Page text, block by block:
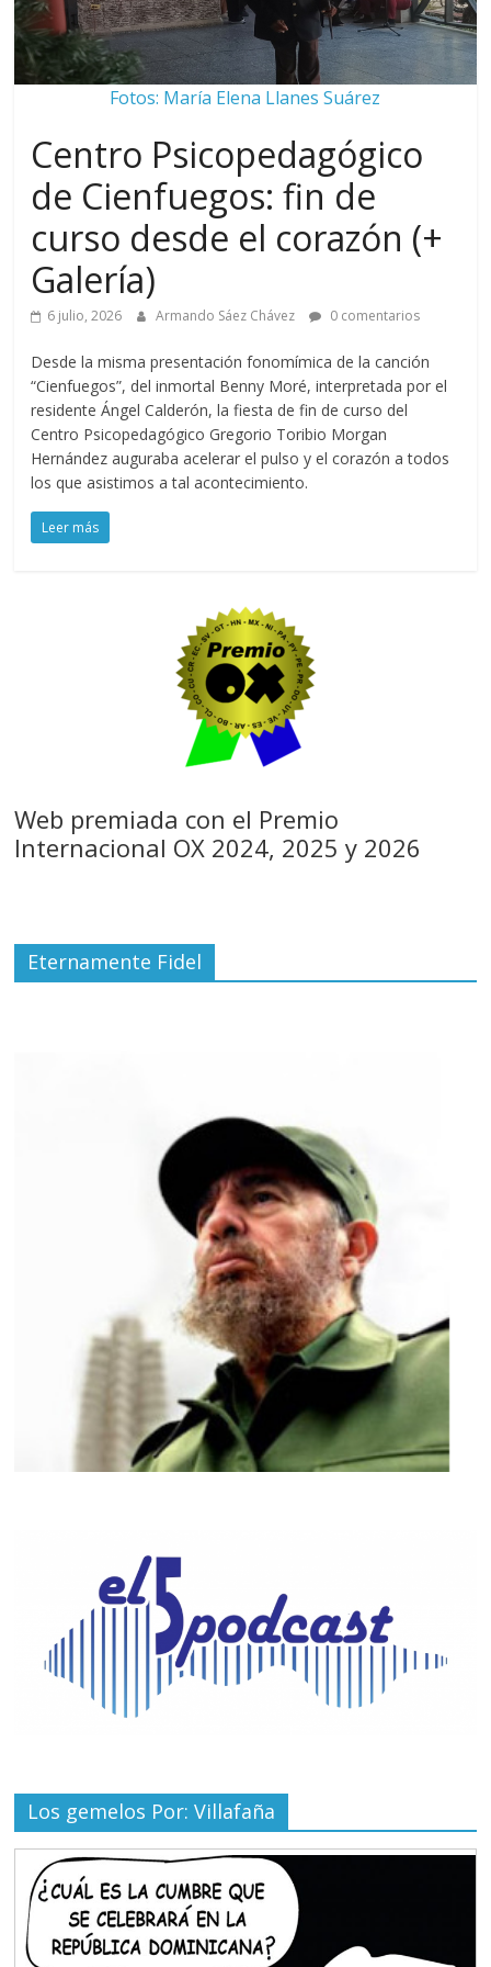
Fotos: María Elena Llanes Suárez
Centro Psicopedagógico
de Cienfuegos: fin de
curso desde el corazón (+
Galería)
6 julio, 2026 Armando Sáez Chávez 0 comentarios
Desde la misma presentación fonomímica de la canción
“Cienfuegos”, del inmortal Benny Moré, interpretada por el
residente Ángel Calderón, la fiesta de fin de curso del
Centro Psicopedagógico Gregorio Toribio Morgan
Hernández auguraba acelerar el pulso y el corazón a todos
los que asistimos a tal acontecimiento.
Leer más
Web premiada con el Premio
Internacional OX 2024, 2025 y 2026
Eternamente Fidel
Los gemelos Por: Villafaña